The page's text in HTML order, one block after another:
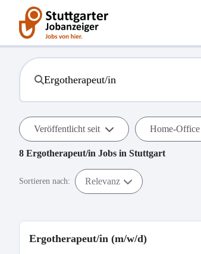
Veröffentlicht seit Home-Office
8 Ergotherapeut/in Jobs in Stuttgart
Sortieren nach: Relevanz
Ergotherapeut/in (m/w/d)